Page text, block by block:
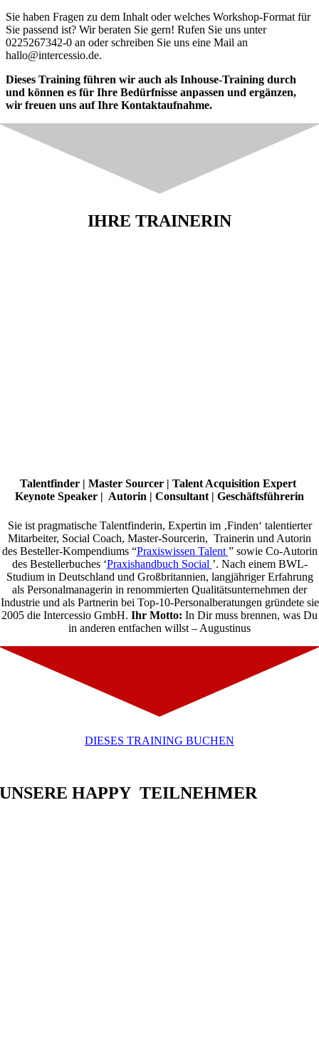
Sie haben Fragen zu dem Inhalt oder welches Workshop-Format für
Sie passend ist? Wir beraten Sie gern! Rufen Sie uns unter
0225267342-0 an oder schreiben Sie uns eine Mail an
hallo@intercessio.de.
Dieses Training führen wir auch als Inhouse-Training durch
und können es für Ihre Bedürfnisse anpassen und ergänzen,
wir freuen uns auf Ihre Kontaktaufnahme.
IHRE TRAINERIN
Talentfinder | Master Sourcer | Talent Acquisition Expert
Keynote Speaker | Autorin | Consultant | Geschäftsführerin
Sie ist pragmatische Talentfinderin, Expertin im ‚Finden‘ talentierter
Mitarbeiter, Social Coach, Master-Sourcerin, Trainerin und Autorin
des Besteller-Kompendiums “Praxiswissen Talent ” sowie Co-Autorin
des Bestellerbuches ‘Praxishandbuch Social ’. Nach einem BWL-
Studium in Deutschland und Großbritannien, langjähriger Erfahrung
als Personalmanagerin in renommierten Qualitätsunternehmen der
Industrie und als Partnerin bei Top-10-Personalberatungen gründete sie
2005 die Intercessio GmbH. Ihr Motto: In Dir muss brennen, was Du
in anderen entfachen willst – Augustinus
DIESES TRAINING BUCHEN
UNSERE HAPPY TEILNEHMER